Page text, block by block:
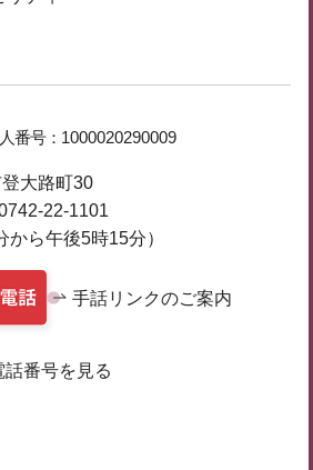
番号： 1000020290009
大路町30
22-1101
から午後5時15分）
手話リンクのご案内
番号を見る